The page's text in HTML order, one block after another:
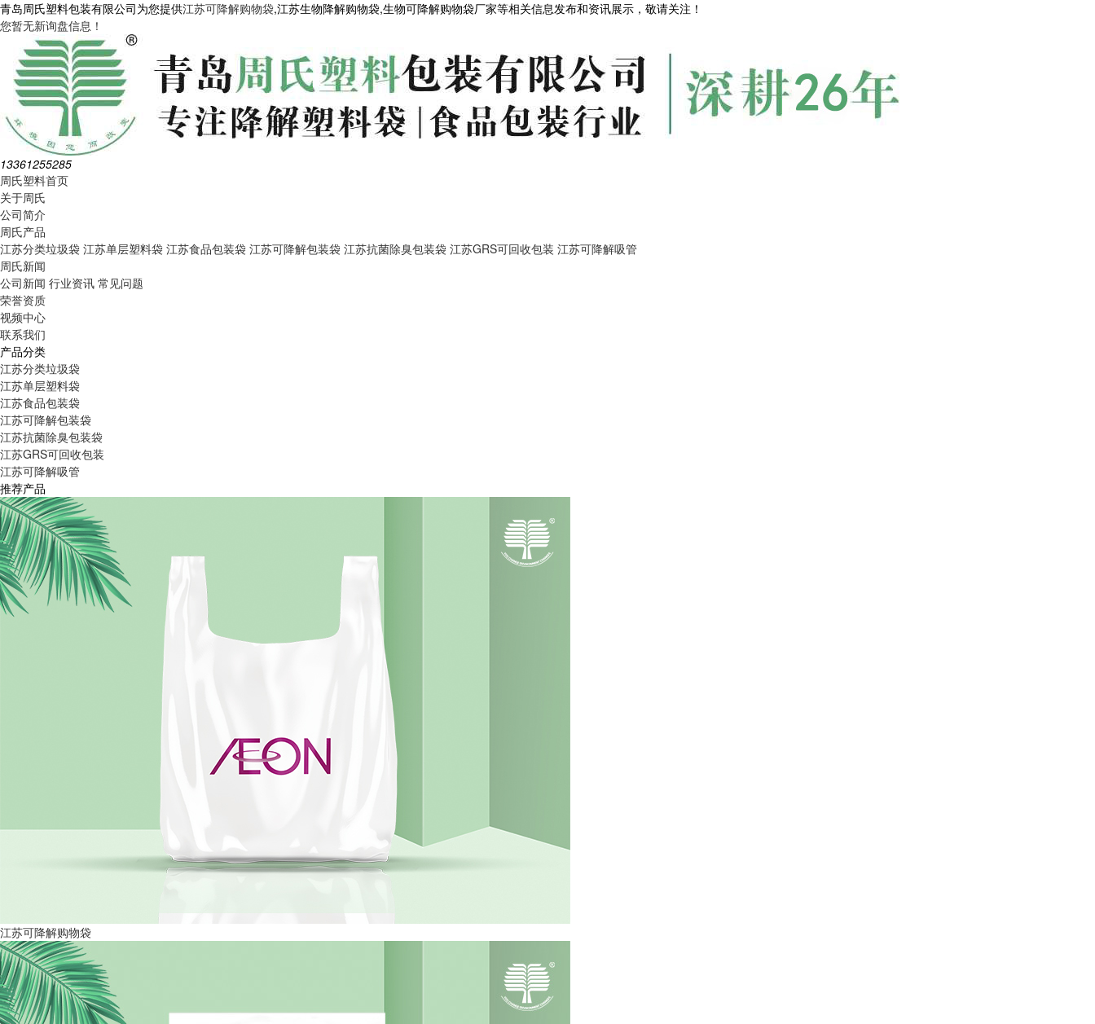
青岛周氏塑料包装有限公司为您提供江苏可降解购物袋,江苏生物降解购物袋,生物可降解购物袋厂家等相关信息发布和资讯展示，敬请关注！
您暂无新询盘信息！
13361255285
周氏塑料首页
关于周氏
公司简介
周氏产品
江苏分类垃圾袋 江苏单层塑料袋 江苏食品包装袋 江苏可降解包装袋 江苏抗菌除臭包装袋 江苏GRS可回收包装 江苏可降解吸管
周氏新闻
公司新闻 行业资讯 常见问题
荣誉资质
视频中心
联系我们
产品分类
江苏分类垃圾袋
江苏单层塑料袋
江苏食品包装袋
江苏可降解包装袋
江苏抗菌除臭包装袋
江苏GRS可回收包装
江苏可降解吸管
推荐产品
江苏可降解购物袋